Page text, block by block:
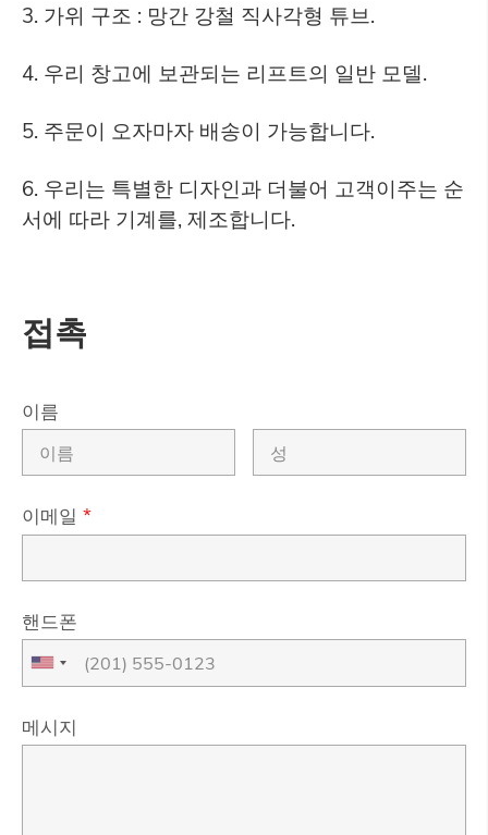
3. 가위 구조 : 망간 강철 직사각형 튜브.
4. 우리 창고에 보관되는 리프트의 일반 모델.
5. 주문이 오자마자 배송이 가능합니다.
6. 우리는 특별한 디자인과 더불어 고객이주는 순
서에 따라 기계를, 제조합니다.
접촉
이름
이메일 *
핸드폰
메시지